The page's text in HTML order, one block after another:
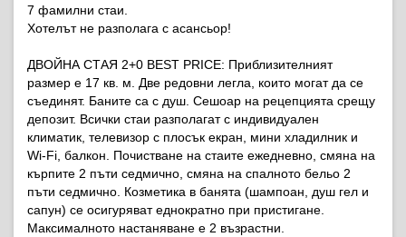
7 фамилни стаи.
Хотелът не разполага с асансьор!
ДВОЙНА СТАЯ 2+0 BEST PRICE: Приблизителният
размер е 17 кв. м. Две редовни легла, които могат да се
съединят. Баните са с душ. Сешоар на рецепцията срещу
депозит. Всички стаи разполагат с индивидуален
климатик, телевизор с плосък екран, мини хладилник и
Wi-Fi, балкон. Почистване на стаите ежедневно, смяна на
кърпите 2 пъти седмично, смяна на спалното бельо 2
пъти седмично. Козметика в банята (шампоан, душ гел и
сапун) се осигуряват еднократно при пристигане.
Максималното настаняване е 2 възрастни.